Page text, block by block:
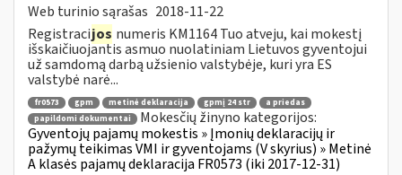
Web turinio sąrašas 2018-11-22
Registracijos numeris KM1164 Tuo atveju, kai mokestį
išskaičiuojantis asmuo nuolatiniam Lietuvos gyventojui
už samdomą darbą užsienio valstybėje, kuri yra ES
valstybė narė...
fr0573 gpm metinė deklaracija gpmį 24 str
a priedas
papildomi dokumentai
Mokesčių žinyno kategorijos:
Gyventojų pajamų mokestis » Įmonių deklaracijų ir
pažymų teikimas VMI ir gyventojams (V skyrius) » Metinė
A klasės pajamų deklaracija FR0573 (iki 2017-12-31)